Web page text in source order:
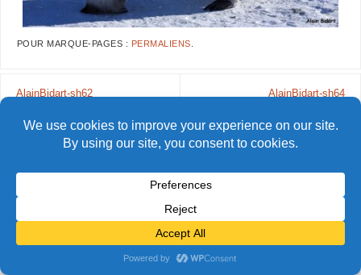
POUR MARQUE-PAGES : PERMALIENS
AlainBidart-sh62 AlainBidart-sh64